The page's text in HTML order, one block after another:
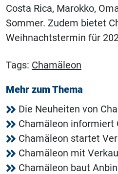
Costa Rica, Marokko,
Sommer. Zudem bietet
Weihnachtstermin für
Tags: Chamäleon
Mehr zum Thema
Die Neuheiten von
Chamäleon informiert
Chamäleon startet
Chamäleon mit
Chamäleon baut